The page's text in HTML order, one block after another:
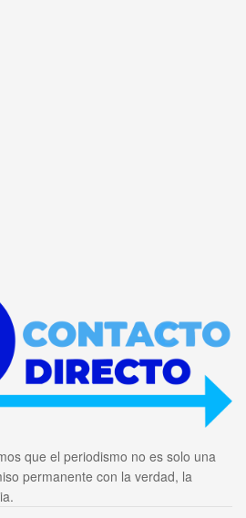
que el periodismo no es solo una
permanente con la verdad, la